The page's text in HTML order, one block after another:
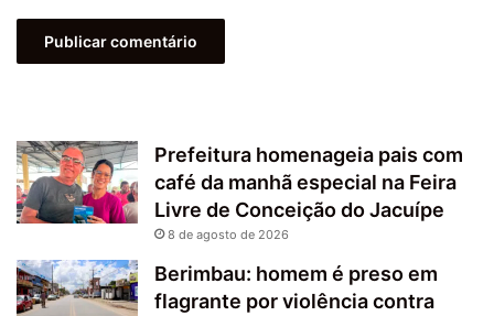
Prefeitura homenageia pais com
café da manhã especial na Feira
Livre de Conceição do Jacuípe
8 de agosto de 2026
Berimbau: homem é preso em
flagrante por violência contra